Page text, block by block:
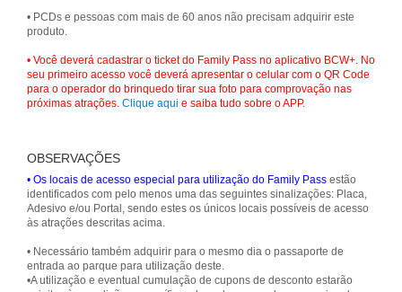
• PCDs e pessoas com mais de 60 anos não precisam adquirir este
produto.
• Você deverá cadastrar o ticket do Family Pass no aplicativo BCW+. No
seu primeiro acesso você deverá apresentar o celular com o QR Code
para o operador do brinquedo tirar sua foto para comprovação nas
próximas atrações. Clique aqui e saiba tudo sobre o APP.
OBSERVAÇÕES
• Os locais de acesso especial para utilização do Family Pass estão
identificados com pelo menos uma das seguintes sinalizações: Placa,
Adesivo e/ou Portal, sendo estes os únicos locais possíveis de acesso
às atrações descritas acima.
• Necessário também adquirir para o mesmo dia o passaporte de
entrada ao parque para utilização deste.
•A utilização e eventual cumulação de cupons de desconto estarão